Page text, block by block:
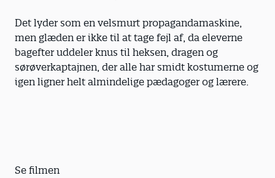
Det lyder som en velsmurt propagandamaskine,
men glæden er ikke til at tage fejl af, da eleverne
bagefter uddeler knus til heksen, dragen og
sørøverkaptajnen, der alle har smidt kostumerne og
igen ligner helt almindelige pædagoger og lærere.
Se filmen